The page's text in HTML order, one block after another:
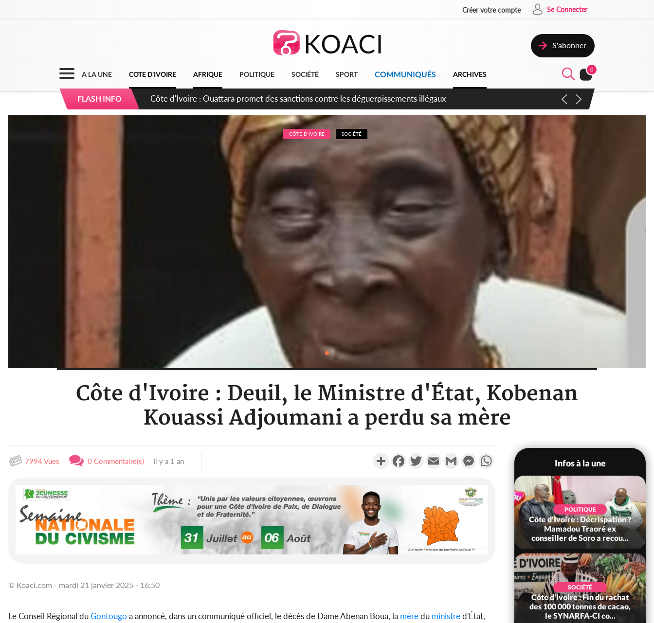
Créer votre compte Se Connecter
S'abonner
A LA UNE COTE D'IVOIRE AFRIQUE POLITIQUE SOCIÉTÉ SPORT COMMUNIQUÉS ARCHIVES
0
FLASH INFO
Côte d'Ivoire : 66è anniversaire de l'indépendance, Alassane Ouattara promet d'accélérer les réformes et les
grands investissements pour une nation plus forte et plus prospère
CÔTE D'IVOIRE SOCIÉTÉ
Côte d'Ivoire : Deuil, le Ministre d'État, Kobenan
Kouassi Adjoumani a perdu sa mère
7994 Vues 0 Commentaire(s) Il y a 1 an PartagerFacebookTwitterEmail Gmail MessengerWhatsApp
© Koaci.com - mardi 21 janvier 2025 - 16:50
Le Conseil Régional duGontougo a annoncé, dans un communiqué officiel, le décès de Dame Abenan Boua, la mèredu ministred'État,
Infos à la une
SOCIÉTÉ
Côte d'Ivoire : Ouattara
promet des sanctions contre
les déguerpissements i...
la grâce à 4 661...
POLITIQUE
Côte d'Ivoire : Décrispation ?
Mamadou Traoré ex
conseiller de Soro a recou...
SOCIÉTÉ
Côte d'Ivoire : Fin du rachat
des 100 000 tonnes de cacao,
le SYNARFA-CI co...